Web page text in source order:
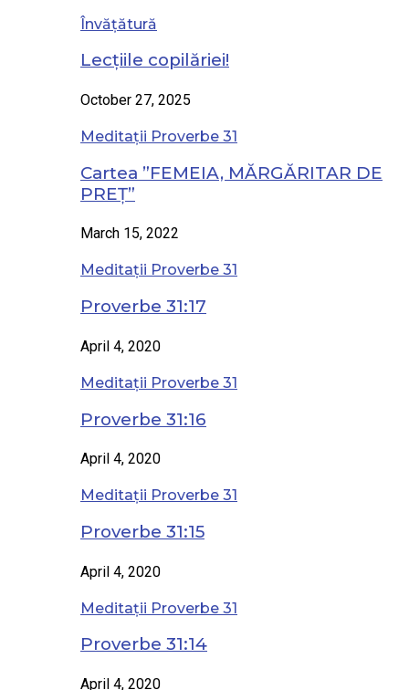
Învățătură
Lecțiile copilăriei!
October 27, 2025
Meditații Proverbe 31
Cartea ”FEMEIA, MĂRGĂRITAR DE
PREȚ”
March 15, 2022
Meditații Proverbe 31
Proverbe 31:17
April 4, 2020
Meditații Proverbe 31
Proverbe 31:16
April 4, 2020
Meditații Proverbe 31
Proverbe 31:15
April 4, 2020
Meditații Proverbe 31
Proverbe 31:14
April 4, 2020